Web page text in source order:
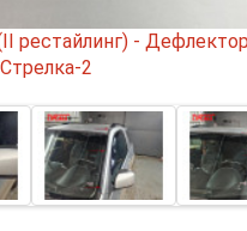
рестайлинг) -
2